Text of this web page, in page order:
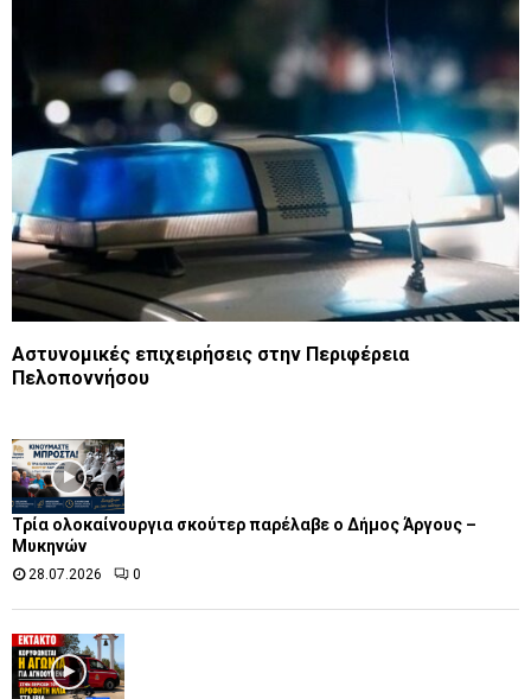
Aστυνομικές επιχειρήσεις στην Περιφέρεια
Πελοποννήσου
Τρία ολοκαίνουργια σκούτερ παρέλαβε o Δήμος Άργους –
Μυκηνών
28.07.2026 0